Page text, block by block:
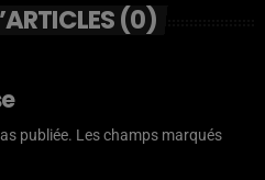
(0)
publiée. Les champs marqués